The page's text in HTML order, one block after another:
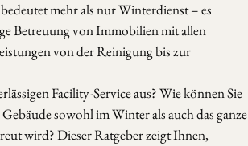
mehr als nur Winterdienst – es
Betreuung von Immobilien mit allen
von der Reinigung bis zur
Facility-Service aus? Wie können Sie
sowohl im Winter als auch das ganze
wird? Dieser Ratgeber zeigt Ihnen,